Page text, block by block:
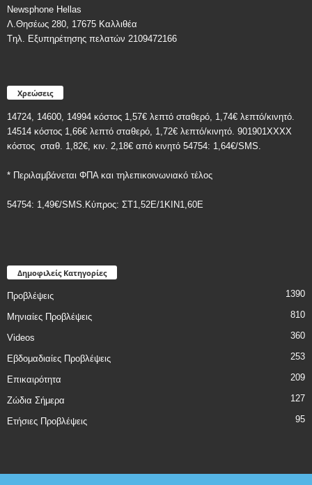
Newsphone Hellas
Λ.Θησέως 280, 17675 Καλλιθέα
Tηλ. Εξυπηρέτησης πελατών 2109472166
Χρεώσεις
14724, 14600, 14994 κόστος 1,57€ λεπτό σταθερό, 1,74€ λεπτό/κινητό.
14514 κόστος 1,66€ λεπτό σταθερό, 1,72€ λεπτό/κινητό. 901901ΧΧΧΧ
κόστος σταθ. 1,82€, κιν. 2,18€ από κινητό 54754: 1,64€/SMS.
* Περιλαμβάνεται ΦΠΑ και τηλεπικοινωνιακό τέλος
54754: 1,49€/SMS.Κύπρος: ΣT1,52E/1KIN1,60E
Δημοφιλείς Κατηγορίες
Προβλέψεις 1390
Μηνιαίες Προβλέψεις 810
Videos 360
Εβδομαδιαίες Προβλέψεις 253
Επικαιρότητα 209
Ζώδια Σήμερα 127
Ετήσιες Προβλέψεις 95